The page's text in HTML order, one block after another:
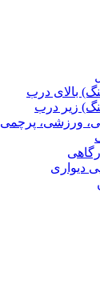
بالای درب
زیر درب
ورزشی، پرچمی
دیواری